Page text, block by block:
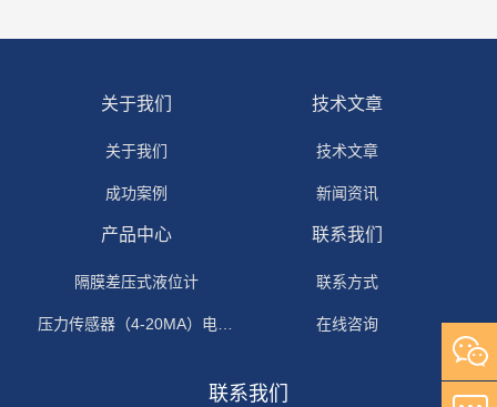
关于我们
关于我们
成功案例
技术文章
技术文章
新闻资讯
产品中心
隔膜差压式液位计
压力传感器（4-20MA）电流输出
联系我们
联系方式
在线咨询
联系我们